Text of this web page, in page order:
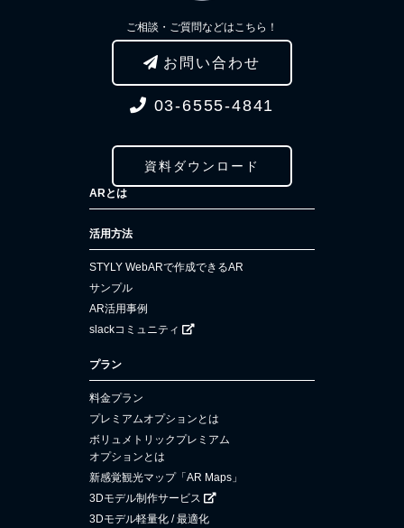
ご相談・ご質問などはこちら！
お問い合わせ
03-6555-4841
資料ダウンロード
ARとは
活用方法
STYLY WebARで作成できるAR
サンプル
AR活用事例
slackコミュニティ
プラン
料金プラン
プレミアムオプションとは
ボリュメトリックプレミアム
オプションとは
新感覚観光マップ「AR Maps」
3Dモデル制作サービス
3Dモデル軽量化 / 最適化